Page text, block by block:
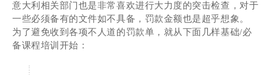
意大利相关部门也是非常喜欢进行大力度的突击检查，对于
一些必须备有的文件如不具备，罚款金额也是超乎想象。
为了避免收到各项不人道的罚款单，就从下面几样基础/必
备课程培训开始：